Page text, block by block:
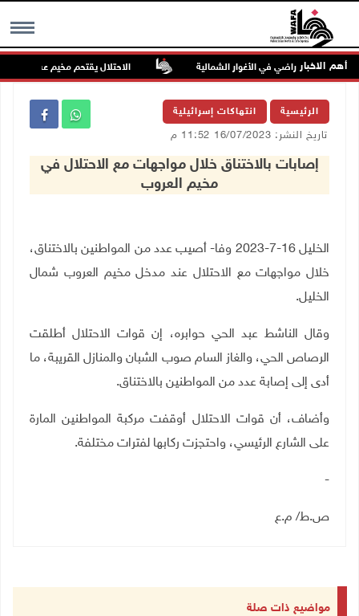
MENU أهم الاخبار
يسيّجون أراضي في الأغوار الشمالية الاحتلال يقتحم مخيم عسكر شرق
الرئيسية انتهاكات إسرائيلية
تاريخ النشر: 16/07/2023 11:52 م
إصابات بالاختناق خلال مواجهات مع الاحتلال في
مخيم العروب
الخليل 16-7-2023 وفا- أصيب عدد من المواطنين بالاختناق،
خلال مواجهات مع الاحتلال عند مدخل مخيم العروب شمال
الخليل.
وقال الناشط عبد الحي حوابره، إن قوات الاحتلال أطلقت
الرصاص الحي، والغاز السام صوب الشبان والمنازل القريبة، ما
أدى إلى إصابة عدد من المواطنين بالاختناق.
وأضاف، أن قوات الاحتلال أوقفت مركبة المواطنين المارة
على الشارع الرئيسي، واحتجزت ركابها لفترات مختلفة.
-
ص.ط/ م.ع
مواضيع ذات صلة